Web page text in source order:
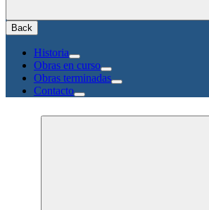
Back
Historia
Obras en curso
Obras terminadas
Contacto